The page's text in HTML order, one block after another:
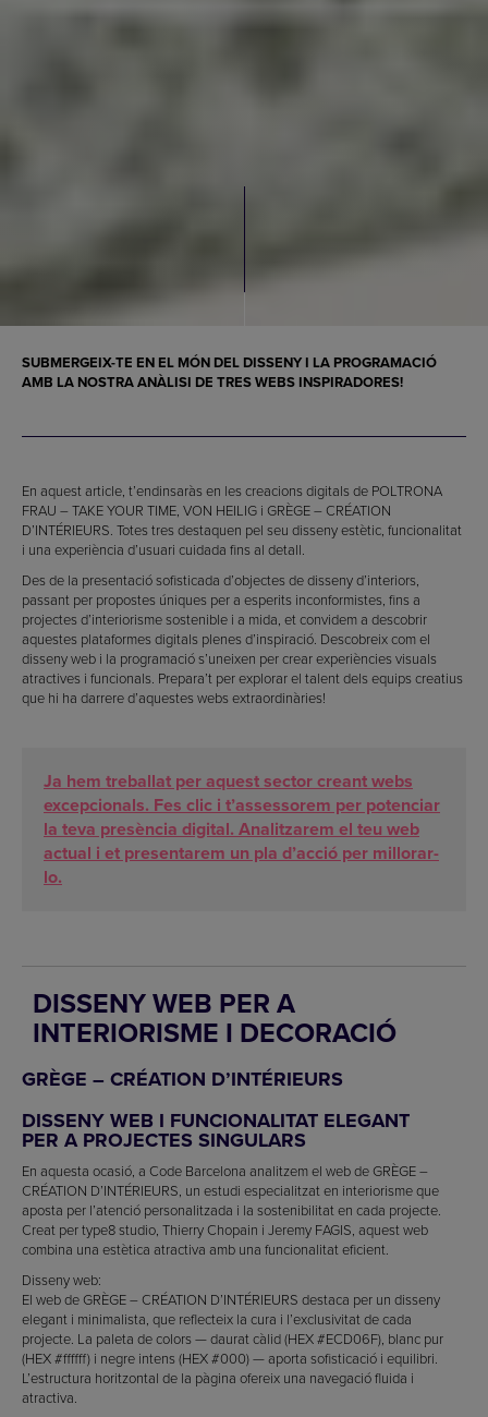
SUBMERGEIX-TE EN EL MÓN DEL DISSENY I LA PROGRAMACIÓ
AMB LA NOSTRA ANÀLISI DE TRES WEBS INSPIRADORES!
En aquest article, t’endinsaràs en les creacions digitals de POLTRONA
FRAU – TAKE YOUR TIME, VON HEILIG i GRÈGE – CRÉATION
D’INTÉRIEURS. Totes tres destaquen pel seu disseny estètic, funcionalitat
i una experiència d’usuari cuidada fins al detall.
Des de la presentació sofisticada d’objectes de disseny d’interiors,
passant per propostes úniques per a esperits inconformistes, fins a
projectes d’interiorisme sostenible i a mida, et convidem a descobrir
aquestes plataformes digitals plenes d’inspiració. Descobreix com el
disseny web i la programació s’uneixen per crear experiències visuals
atractives i funcionals. Prepara’t per explorar el talent dels equips creatius
que hi ha darrere d’aquestes webs extraordinàries!
Ja hem treballat per aquest sector creant webs
excepcionals. Fes clic i t’assessorem per potenciar
la teva presència digital. Analitzarem el teu web
actual i et presentarem un pla d’acció per millorar-
lo.
DISSENY WEB PER A
INTERIORISME I DECORACIÓ
GRÈGE – CRÉATION D’INTÉRIEURS
DISSENY WEB I FUNCIONALITAT ELEGANT
PER A PROJECTES SINGULARS
En aquesta ocasió, a Code Barcelona analitzem el web de GRÈGE –
CRÉATION D’INTÉRIEURS, un estudi especialitzat en interiorisme que
aposta per l’atenció personalitzada i la sostenibilitat en cada projecte.
Creat per type8 studio, Thierry Chopain i Jeremy FAGIS, aquest web
combina una estètica atractiva amb una funcionalitat eficient.
Disseny web:
El web de GRÈGE – CRÉATION D’INTÉRIEURS destaca per un disseny
elegant i minimalista, que reflecteix la cura i l’exclusivitat de cada
projecte. La paleta de colors — daurat càlid (HEX #ECD06F), blanc pur
(HEX #ffffff) i negre intens (HEX #000) — aporta sofisticació i equilibri.
L’estructura horitzontal de la pàgina ofereix una navegació fluida i
atractiva.